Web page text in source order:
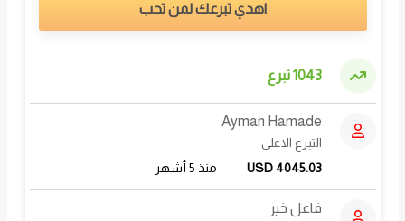
اهدي تبرعك لمن تحب
1043 تبرع
Ayman Hamade
التبرع الاعلى
USD 4045.03
منذ 5 أشهر
فاعل خير